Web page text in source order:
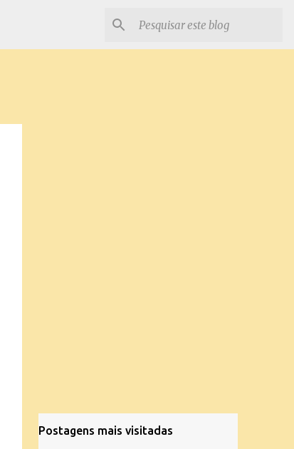
Postagens mais visitadas